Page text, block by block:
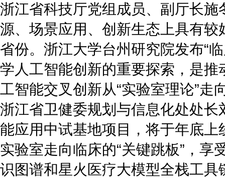
浙江省科技厅党组成员、副厅长施
源、场景应用、创新生态上具有
省份。浙江大学台州研究院发布“
学人工智能创新的重要探索，是
工智能交叉创新从“实验室理论”走
浙江省卫健委规划与信息化处处
能应用中试基地项目，将于年底
实验室走向临床的“关键跳板”，
识图谱和星火医疗大模型全栈工具